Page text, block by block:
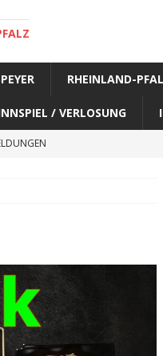
RHEINLAND-
/ VERLOSUNG